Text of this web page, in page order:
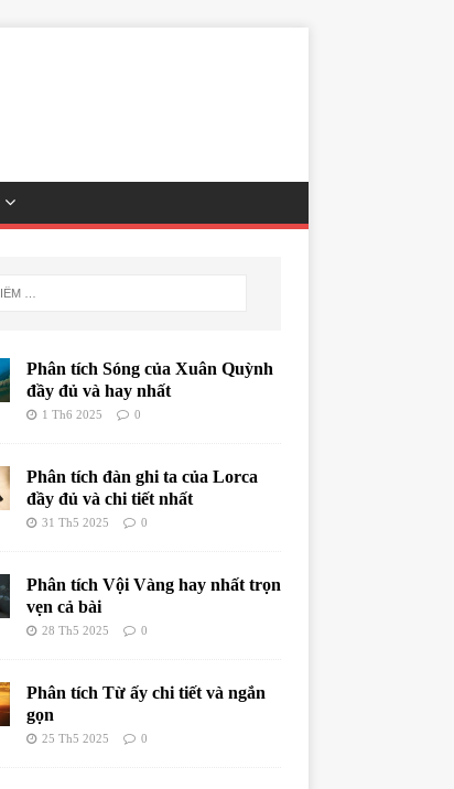
Phân tích Sóng của Xuân Quỳnh
đầy đủ và hay nhất
1 Th6 2025 0
Phân tích đàn ghi ta của Lorca
đầy đủ và chi tiết nhất
31 Th5 2025 0
Phân tích Vội Vàng hay nhất trọn
vẹn cả bài
28 Th5 2025 0
Phân tích Từ ấy chi tiết và ngắn
gọn
25 Th5 2025 0